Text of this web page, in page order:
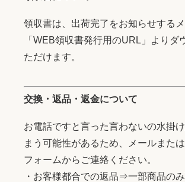
領収書は、出荷完了をお知らせする
「WEB領収書発行用のURL」よりダ
ただけます。
交換・返品・返金について
お電話ですと言った言わないの水掛
まう可能性があるため、メールまた
フォームからご連絡ください。
・お客様都合での返品⇒一部商品の